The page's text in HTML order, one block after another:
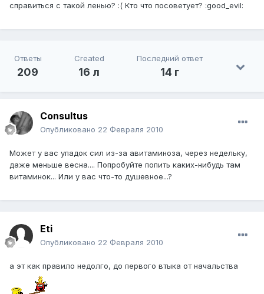
справиться с такой ленью? :( Кто что посоветует? :good_evil:
Ответы
209
Created
16 л
Последний ответ
14 г
Consultus
Опубликовано 22 Февраля 2010
Может у вас упадок сил из-за авитаминоза, через недельку,
даже меньше весна.... Попробуйте попить каких-нибудь там
витаминок... Или у вас что-то душевное...?
Eti
Опубликовано 22 Февраля 2010
а эт как правило недолго, до первого втыка от начальства